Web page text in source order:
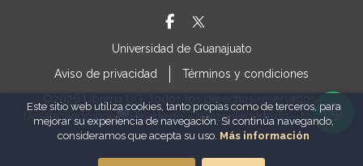
Universidad de Guanajuato
Aviso de privacidad
Términos y condiciones
Desarrollado por
Hipertexto - Netizen
Este sitio web utiliza cookies, tanto propias como de terceros, para
mejorar su experiencia de navegación. Si continúa navegando,
consideramos que acepta su uso. Más información